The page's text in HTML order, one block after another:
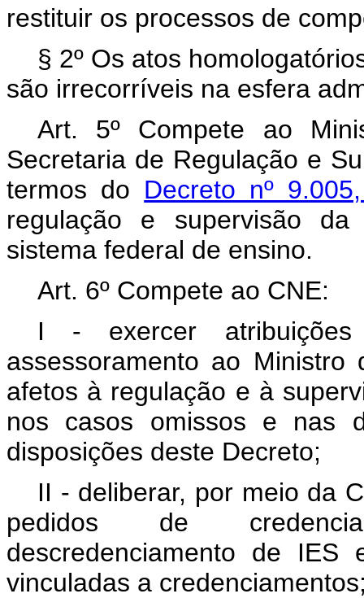
restituir os processos de
§ 2º Os atos
são irrecorríveis na esfera
Art. 5º Compete ao
Secretaria de Regulação e
termos do Decreto nº
regulação e supervisão
sistema federal de ensino.
Art. 6º Compete ao CNE:
I - exercer atribuições
assessoramento ao
afetos à regulação e à
nos casos omissos e nas
disposições deste Decreto;
II - deliberar, por meio da
pedidos de
descredenciamento de
vinculadas a